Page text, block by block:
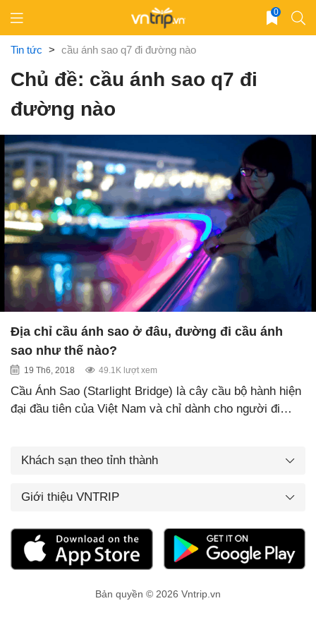
content
0
Tin tức > cầu ánh sao q7 đi đường nào
Chủ đề: cầu ánh sao q7 đi
đường nào
Địa chỉ cầu ánh sao ở đâu, đường đi cầu ánh
sao như thế nào?
19 Th6, 2018 49.1K lượt xem
Cầu Ánh Sao (Starlight Bridge) là cây cầu bộ hành hiện
đại đầu tiên của Việt Nam và chỉ dành cho người đi…
Khách sạn theo tỉnh thành
Giới thiệu VNTRIP
Bản quyền © 2026 Vntrip.vn